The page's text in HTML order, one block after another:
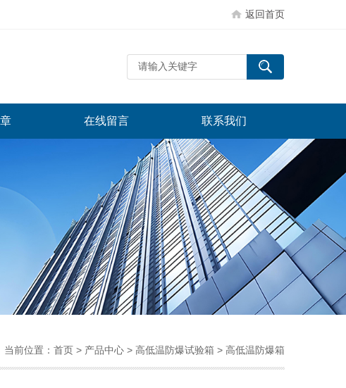
返回首页
在线留言 联系我们
当前位置： 首页 > 产品中心 > 高低温防爆试验箱 > 高低温防爆箱